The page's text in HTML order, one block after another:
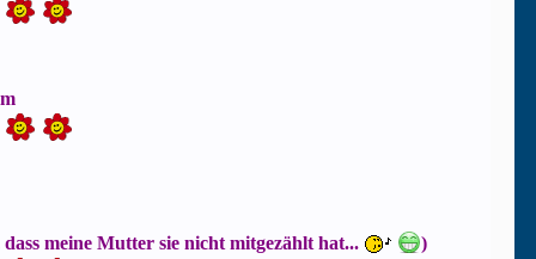
meine Mutter sie nicht mitgezählt hat... )